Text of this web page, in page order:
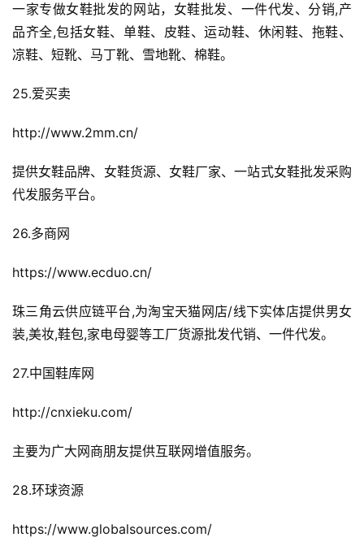
一家专做女鞋批发的网站，女鞋批发、一件代发、分销,产
品齐全,包括女鞋、单鞋、皮鞋、运动鞋、休闲鞋、拖鞋、
凉鞋、短靴、马丁靴、雪地靴、棉鞋。
25.爱买卖
http://www.2mm.cn/
提供女鞋品牌、女鞋货源、女鞋厂家、一站式女鞋批发采购
代发服务平台。
26.多商网
https://www.ecduo.cn/
珠三角云供应链平台,为淘宝天猫网店/线下实体店提供男女
装,美妆,鞋包,家电母婴等工厂货源批发代销、一件代发。
27.中国鞋库网
http://cnxieku.com/
主要为广大网商朋友提供互联网增值服务。
28.环球资源
https://www.globalsources.com/